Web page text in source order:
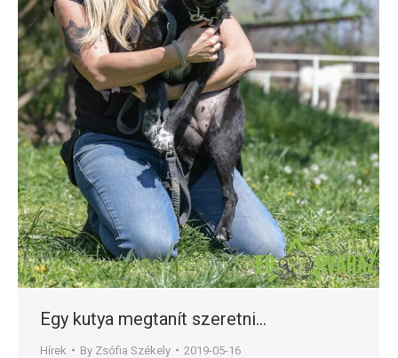
Egy kutya megtanít szeretni…
Hírek By Zsófia Székely 2019-05-16